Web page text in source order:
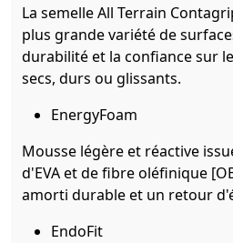
La semelle All Terrain
plus grande variété de
durabilité et la confiance sur
secs, durs ou glissants.
EnergyFoam
Mousse légère et réactive
d'EVA et de fibre oléfinique
amorti durable et un retour
EndoFit